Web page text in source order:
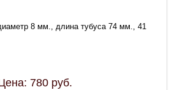
8 мм., длина тубуса 74 мм., 41
780 руб.